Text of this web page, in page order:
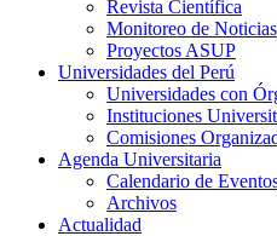
Revista Científica
Monitoreo de Noticias
Proyectos ASUP
Universidades del Perú
Universidades con
Instituciones
Comisiones
Agenda Universitaria
Calendario de
Archivos
Actualidad